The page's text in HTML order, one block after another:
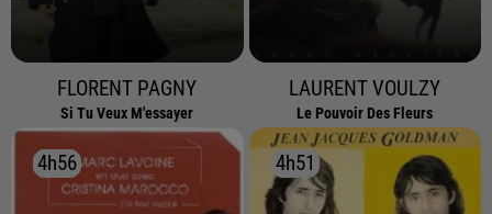
FLORENT PAGNY
Si Tu Veux M'essayer
LAURENT VOULZY
Le Pouvoir Des Fleurs
4h56
4h56 4h51
4h51